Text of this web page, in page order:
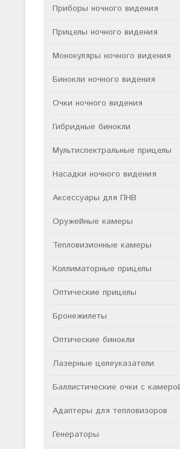
Приборы ночного видения
Прицелы ночного видения
Монокуляры ночного видения
Бинокли ночного видения
Очки ночного видения
Гибридные бинокли
Мультиспектральные прицелы
Насадки ночного видения
Аксессуары для ПНВ
Оружейные камеры
Тепловизионные камеры
Коллиматорные прицелы
Оптические прицелы
Бронежилеты
Оптические бинокли
Лазерные целеуказатели
Баллистические очки с
Адаптеры для тепловизоров
Генераторы